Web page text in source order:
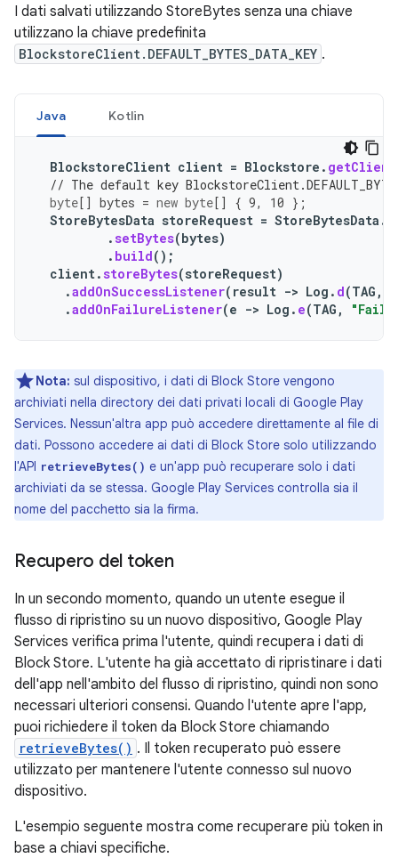
I dati salvati utilizzando StoreBytes senza una chiave
utilizzano la chiave predefinita
BlockstoreClient.DEFAULT_BYTES_DATA_KEY .
Java Kotlin
BlockstoreClient client = Blockstore . getClient
// The default key
byte[] bytes = new byte[] { 9, 10 };
StoreBytesData storeRequest = StoreBytesData .
.setBytes(bytes)
. build();
client.storeBytes(storeRequest)
.addOnSuccessListener( result -> Log . d(TAG ,
.addOnFailureListener(e -> Log . e(TAG ,
Nota: sul dispositivo, i dati di Block Store vengono
archiviati nella directory dei dati privati locali di Google Play
Services. Nessun'altra app può accedere direttamente al file di
dati. Possono accedere ai dati di Block Store solo utilizzando
l'API retrieveBytes() e un'app può recuperare solo i dati
archiviati da se stessa. Google Play Services controlla sia il
nome del pacchetto sia la firma.
Recupero del token
In un secondo momento, quando un utente esegue il
flusso di ripristino su un nuovo dispositivo, Google Play
Services verifica prima l'utente, quindi recupera i dati di
Block Store. L'utente ha già accettato di ripristinare i dati
dell'app nell'ambito del flusso di ripristino, quindi non sono
necessari ulteriori consensi. Quando l'utente apre l'app,
puoi richiedere il token da Block Store chiamando
retrieveBytes() . Il token recuperato può essere
utilizzato per mantenere l'utente connesso sul nuovo
dispositivo.
L'esempio seguente mostra come recuperare più token in
base a chiavi specifiche.